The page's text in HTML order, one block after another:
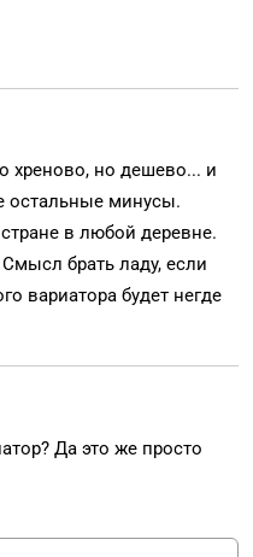
хреново, но дешево... и
остальные минусы.
в любой деревне.
брать ладу, если
вариатора будет негде
Да это же просто